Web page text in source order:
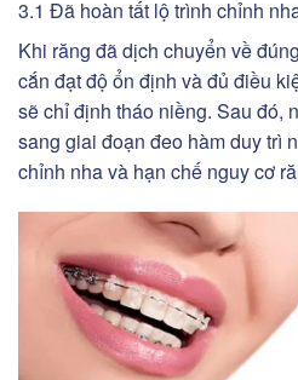
3.1 Đã hoàn tất lộ trình chỉnh
Khi răng đã dịch chuyển về
cắn đạt độ ổn định và đủ điều
sẽ chỉ định tháo niềng. Sau đó,
sang giai đoạn đeo hàm duy trì
chỉnh nha và hạn chế nguy cơ